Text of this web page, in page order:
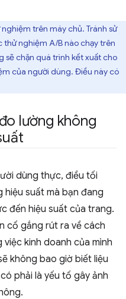
trên máy chủ. Tránh sử
nghiệm A/B nào chạy trên
chặn quá trình kết xuất cho
của người dùng. Điều này có
lường không
dùng thực, điều tối
suất mà bạn đang
đến hiệu suất của trang.
cố gắng rút ra về cách
kinh doanh của mình
không bao giờ biết liệu
phải là yếu tố gây ảnh